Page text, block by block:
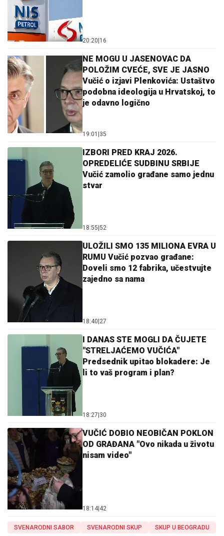
20:20 16
NE MOGU U JASENOVAC DA
POLOŽIM CVEĆE, SVE JE JASNO
Vučić o izjavi Plenkovića: Ustaštvo
podobna ideologija u Hrvatskoj, to
je odavno logično
19:01 35
IZBORI PRED KRAJ 2026.
OPREDELIĆE SUDBINU SRBIJE
Vučić zamolio građane samo jednu
stvar
18:55 52
ULOŽILI SMO 135 MILIONA EVRA U
RUMU Vučić pozvao građane:
Doveli smo 12 fabrika, učestvujte
zajedno sa nama
18:40 27
I DANAS STE MOGLI DA ČUJETE
"STRELJAĆEMO VUČIĆA"
Predsednik upitao blokadere: Je
li to vaš program i plan?
18:27 30
VUČIĆ DOBIO NEOBIČAN POKLON
OD GRAĐANA "Ovo nikada u životu
nisam video"
18:14 42
SVENARODNI SABOR SVENARODNI SKUP SKUP U BEOGRADU